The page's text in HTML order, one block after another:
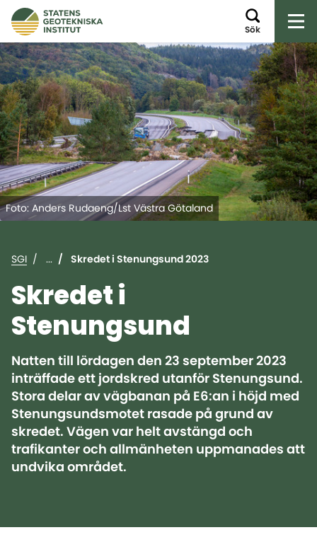
Sök
Foto: Anders Rudaeng/Lst Västra Götaland
SGI ... Skredet i Stenungsund 2023
Skredet i
Stenungsund
Natten till lördagen den 23 september 2023
inträffade ett jordskred utanför Stenungsund.
Stora delar av vägbanan på E6:an i höjd med
Stenungsundsmotet rasade på grund av
skredet. Vägen var helt avstängd och
trafikanter och allmänheten uppmanades att
undvika området.